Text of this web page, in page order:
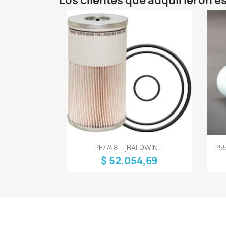
Vista rápida
PF7748 - [BALDWIN...
$ 52.054,69